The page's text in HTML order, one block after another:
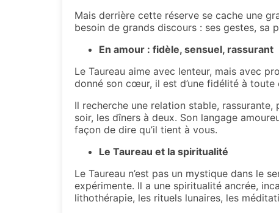
Mais derrière cette réserve se cache une
besoin de grands discours : ses gestes, sa
En amour : fidèle, sensuel, rassurant
Le Taureau aime avec lenteur, mais avec
donné son cœur, il est d’une fidélité à
Il recherche une relation stable,
soir, les dîners à deux. Son langage
façon de dire qu’il tient à vous.
Le Taureau et la spiritualité
Le Taureau n’est pas un mystique dans le
expérimente. Il a une spiritualité ancrée,
lithothérapie, les rituels lunaires, les